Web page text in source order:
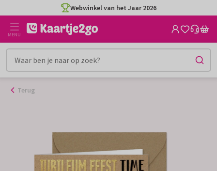
naar
inhoud
Webwinkel van het Jaar 2026
MENU
Terug